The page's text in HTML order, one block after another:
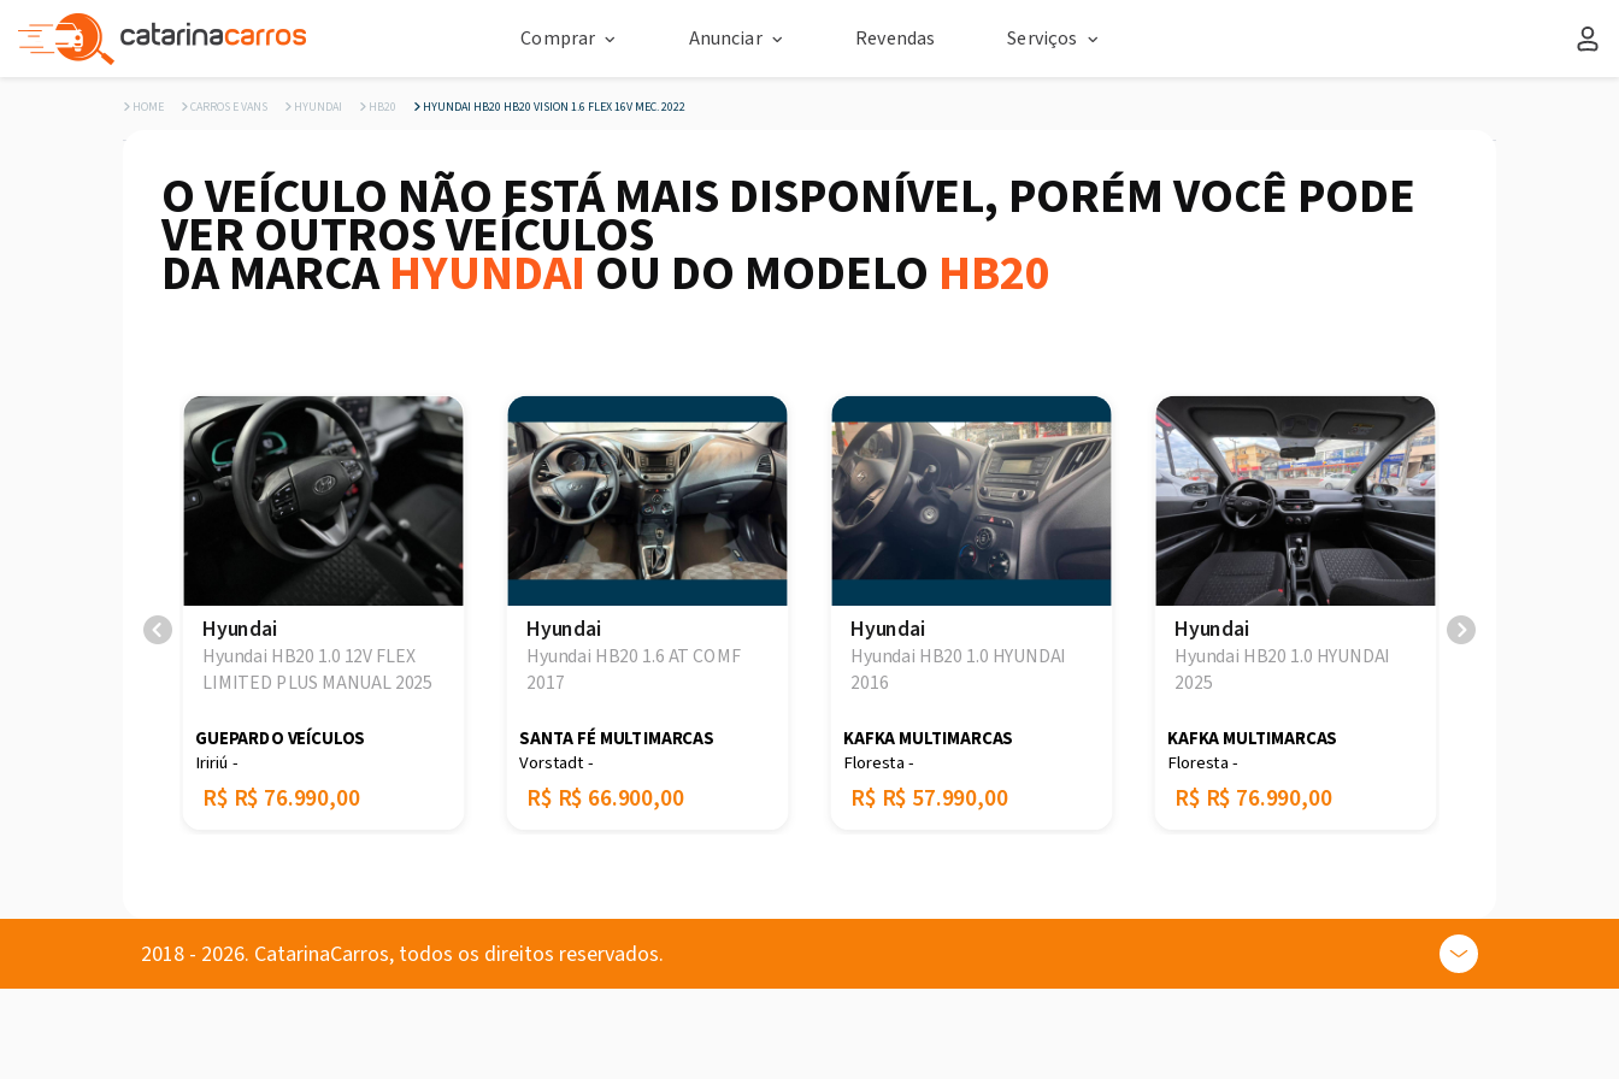
Comprar Anunciar Revendas Serviços
HOME CARROS E VANS HYUNDAI HB20 HYUNDAI HB20 HB20 VISION 1.6 FLEX 16V MEC. 2022
O VEÍCULO NÃO ESTÁ MAIS DISPONÍVEL, PORÉM VOCÊ PODE
VER OUTROS VEÍCULOS
DA MARCAHYUNDAIOU DO MODELO HB20
Hyundai
Hyundai HB20 1.0 12V FLEX
LIMITED PLUS MANUAL 2025
R$ R$ 76.990,00
GUEPARDO VEÍCULOS
Iririú -
Hyundai
Hyundai HB20 1.6 AT COMF
2017
R$ R$ 66.900,00
SANTA FÉ MULTIMARCAS
Vorstadt -
Hyundai
Hyundai HB20 1.0 HYUNDAI
2016
R$ R$ 57.990,00
KAFKA MULTIMARCAS
Floresta -
Hyundai
Hyundai HB20 1.0 HYUNDAI
2025
R$ R$ 76.990,00
KAFKA MULTIMARCAS
Floresta -
2018 - 2026. CatarinaCarros, todos os direitos reservados.